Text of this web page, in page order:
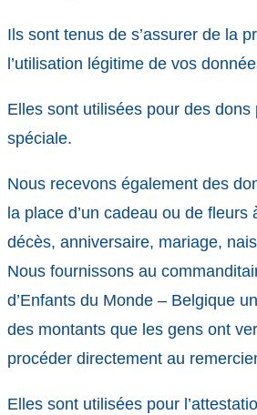
Ils sont tenus de s’assurer de la
l’utilisation légitime de vos
Elles sont utilisées pour des dons
spéciale.
Nous recevons également des
la place d’un cadeau ou de fleurs
décès, anniversaire, mariage,
Nous fournissons au
d’Enfants du Monde – Belgique
des montants que les gens ont
procéder directement au
Elles sont utilisées pour